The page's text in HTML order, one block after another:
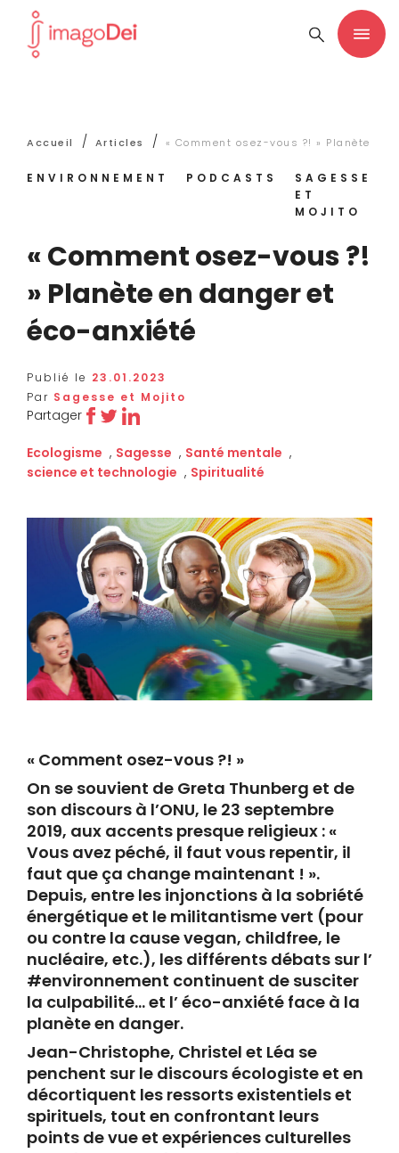
Accueil / Articles / « Comment osez-vous ?! » Planète en
ENVIRONNEMENT PODCASTS
SAGESSE
ET
MOJITO
« Comment osez-vous ?!
» Planète en danger et
éco-anxiété
Publié le 23.01.2023
Par Sagesse et Mojito
Partager
Ecologisme , Sagesse , Santé mentale ,
science et technologie , Spiritualité
« Comment osez-vous ?! »
On se souvient de Greta Thunberg et de
son discours à l’ONU, le 23 septembre
2019, aux accents presque religieux : «
Vous avez péché, il faut vous repentir, il
faut que ça change maintenant ! ».
Depuis, entre les injonctions à la sobriété
énergétique et le militantisme vert (pour
ou contre la cause vegan, childfree, le
nucléaire, etc.), les différents débats sur l’
#environnement continuent de susciter
la culpabilité… et l’ éco-anxiété face à la
planète en danger.
Jean-Christophe, Christel et Léa se
penchent sur le discours écologiste et en
décortiquent les ressorts existentiels et
spirituels, tout en confrontant leurs
points de vue et expériences culturelles